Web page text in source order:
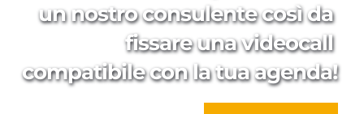
un nostro consulente così da
fissare una videocall
compatibile con la tua agenda!